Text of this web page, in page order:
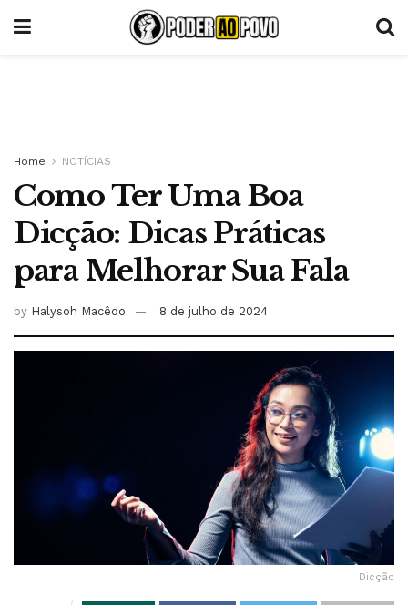
Home NOTÍCIAS
Como Ter Uma Boa
Dicção: Dicas Práticas
para Melhorar Sua Fala
by Halysoh Macêdo 8 de julho de 2024
Dicção